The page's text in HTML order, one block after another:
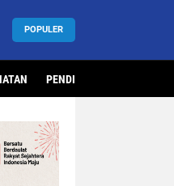
POPULER
PENDIDIKAN